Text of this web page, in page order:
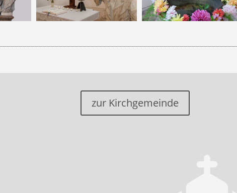
zur Kirchgemeinde